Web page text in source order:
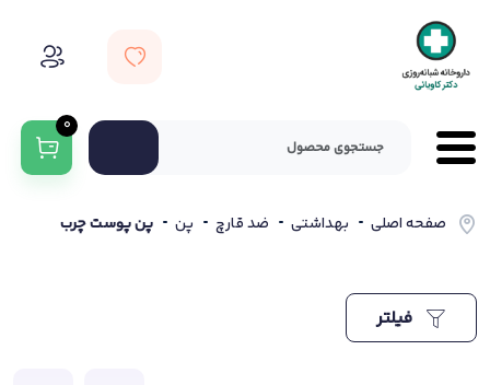
0
صفحه اصلی بهداشتی ضد قارچ پن پن پوست چرب